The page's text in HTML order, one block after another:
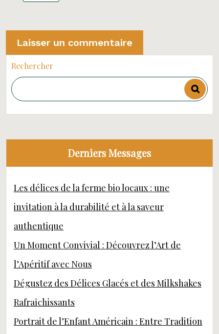
Rechercher
Derniers Messages
Les délices de la ferme bio locaux : une
invitation à la durabilité et à la saveur
authentique
Un Moment Convivial : Découvrez l’Art de
l’Apéritif avec Nous
Dégustez des Délices Glacés et des Milkshakes
Rafraîchissants
Portrait de l’Enfant Américain : Entre Tradition